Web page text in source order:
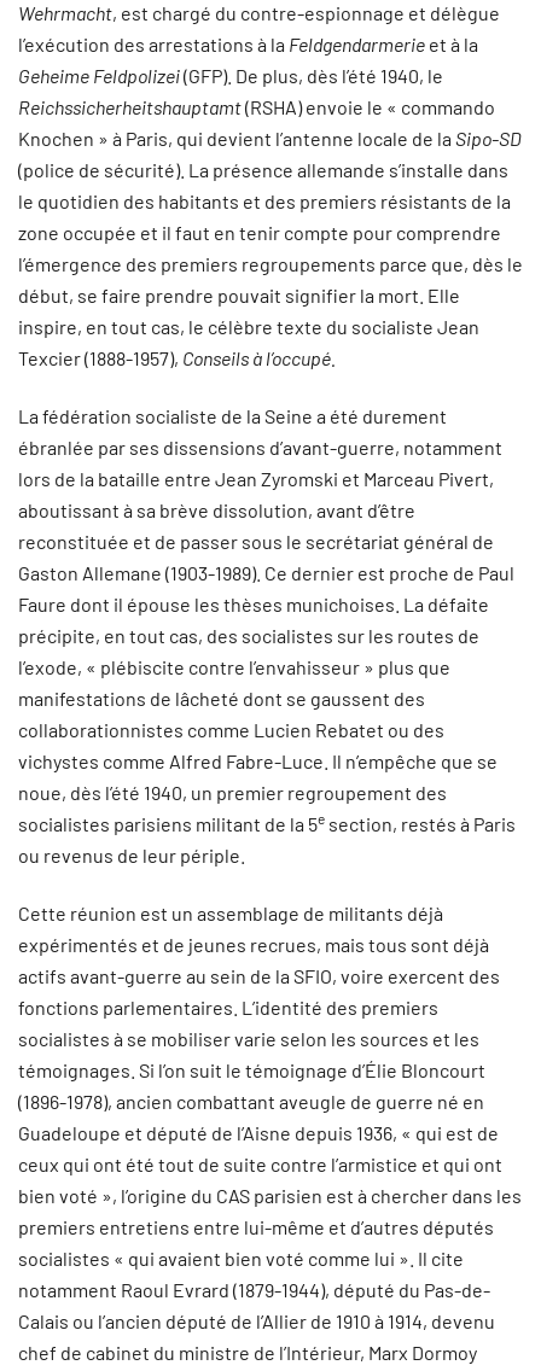
Wehrmacht, est chargé du contre-espionnage et délègue
l’exécution des arrestations à la Feldgendarmerie et à la
Geheime Feldpolizei(GFP). De plus, dès l’été 1940, le
Reichssicherheitshauptamt(RSHA) envoie le « commando
Knochen » à Paris, qui devient l’antenne locale de la Sipo-SD
(police de sécurité). La présence allemande s’installe dans
le quotidien des habitants et des premiers résistants de la
zone occupée et il faut en tenir compte pour comprendre
l’émergence des premiers regroupements parce que, dès le
début, se faire prendre pouvait signifier la mort. Elle
inspire, en tout cas, le célèbre texte du socialiste Jean
Texcier (1888-1957), Conseils à l’occupé.
La fédération socialiste de la Seine a été durement
ébranlée par ses dissensions d’avant-guerre, notamment
lors de la bataille entre Jean Zyromski et Marceau Pivert,
aboutissant à sa brève dissolution, avant d’être
reconstituée et de passer sous le secrétariat général de
Gaston Allemane (1903-1989). Ce dernier est proche de Paul
Faure dont il épouse les thèses munichoises. La défaite
précipite, en tout cas, des socialistes sur les routes de
l’exode, « plébiscite contre l’envahisseur » plus que
manifestations de lâcheté dont se gaussent des
collaborationnistes comme Lucien Rebatet ou des
vichystes comme Alfred Fabre-Luce. Il n’empêche que se
noue, dès l’été 1940, un premier regroupement des
socialistes parisiens militant de la 5e section, restés à Paris
ou revenus de leur périple.
Cette réunion est un assemblage de militants déjà
expérimentés et de jeunes recrues, mais tous sont déjà
actifs avant-guerre au sein de la SFIO, voire exercent des
fonctions parlementaires. L’identité des premiers
socialistes à se mobiliser varie selon les sources et les
témoignages. Si l’on suit le témoignage d’Élie Bloncourt
(1896-1978), ancien combattant aveugle de guerre né en
Guadeloupe et député de l’Aisne depuis 1936, « qui est de
ceux qui ont été tout de suite contre l’armistice et qui ont
bien voté », l’origine du CAS parisien est à chercher dans les
premiers entretiens entre lui-même et d’autres députés
socialistes « qui avaient bien voté comme lui ». Il cite
notamment Raoul Evrard (1879-1944), député du Pas-de-
Calais ou l’ancien député de l’Allier de 1910 à 1914, devenu
chef de cabinet du ministre de l’Intérieur, Marx Dormoy